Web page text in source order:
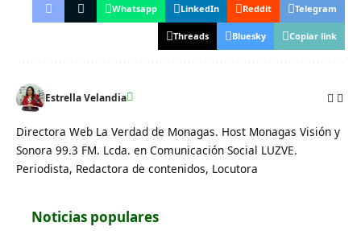
Whatsapp LinkedIn Reddit Telegram
Threads Bluesky Copiar link
Estrella Velandia
Directora Web La Verdad de Monagas. Host Monagas Visión y
Sonora 99.3 FM. Lcda. en Comunicación Social LUZVE.
Periodista, Redactora de contenidos, Locutora
Noticias populares